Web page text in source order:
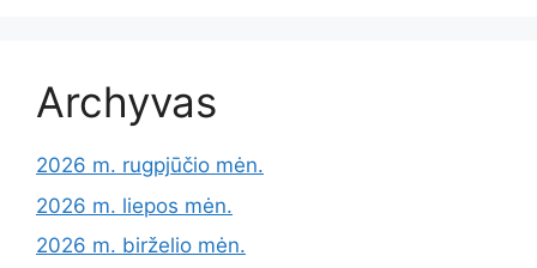
Archyvas
2026 m. rugpjūčio mėn.
2026 m. liepos mėn.
2026 m. birželio mėn.